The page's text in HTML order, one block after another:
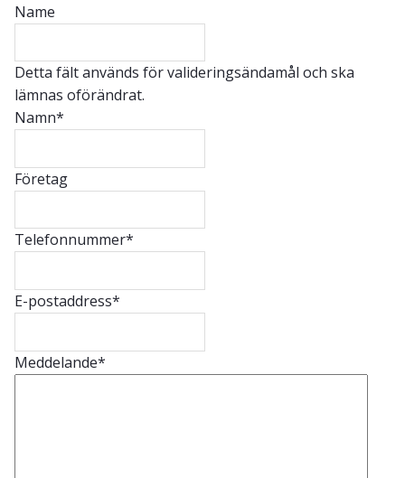
Name
Detta fält används för valideringsändamål och ska
lämnas oförändrat.
Namn*
Företag
Telefonnummer*
E-postaddress*
Meddelande*